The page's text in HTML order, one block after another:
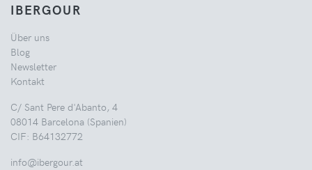
IBERGOUR
Über uns
Blog
Newsletter
Kontakt
C/ Sant Pere d'Abanto, 4
08014 Barcelona (Spanien)
CIF: B64132772
info@ibergour.at